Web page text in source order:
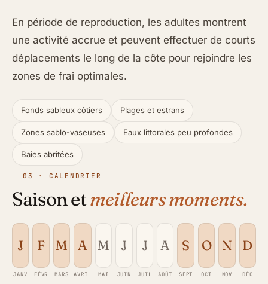
En période de reproduction, les adultes montrent
une activité accrue et peuvent effectuer de courts
déplacements le long de la côte pour rejoindre les
zones de frai optimales.
Fonds sableux côtiers Plages et estrans
Zones sablo-vaseuses Eaux littorales peu profondes
Baies abritées
03 · CALENDRIER
Saison etmeilleurs moments.
J
JANV
F
FÉVR
M
MARS
A
AVRIL
M
MAI
J
JUIN
J
JUIL
A
AOÛT
S
SEPT
O
OCT
N
NOV
D
DÉC